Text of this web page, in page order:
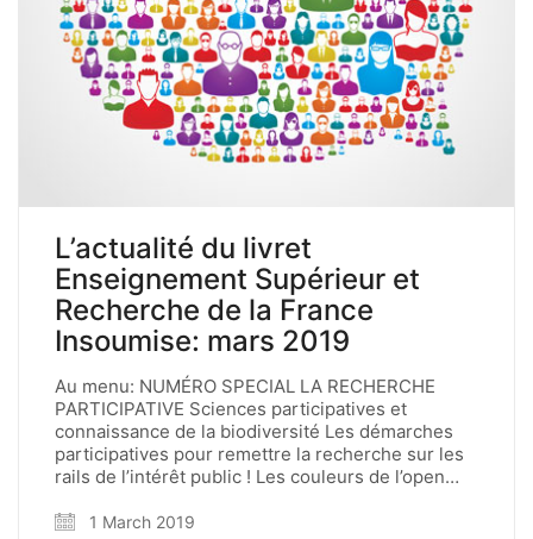
L’actualité du livret
Enseignement Supérieur et
Recherche de la France
Insoumise: mars 2019
Au menu: NUMÉRO SPECIAL LA RECHERCHE
PARTICIPATIVE Sciences participatives et
connaissance de la biodiversité Les démarches
participatives pour remettre la recherche sur les
rails de l’intérêt public ! Les couleurs de l’open…
1 March 2019